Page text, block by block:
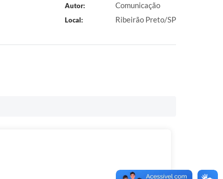
Autor: Comunicação
Local: Ribeirão Preto/SP